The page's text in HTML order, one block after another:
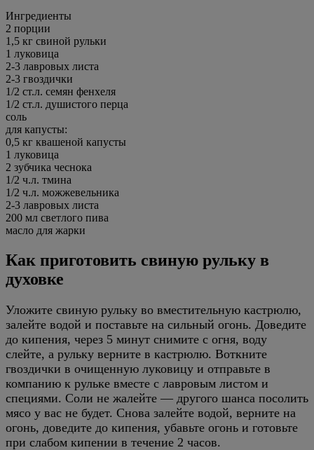
Ингредиенты
2 порции
1,5 кг свиной рульки
1 луковица
2-3 лавровых листа
2-3 гвоздички
1/2 ст.л. семян фенхеля
1/2 ст.л. душистого перца
соль
для капусты:
0,5 кг квашеной капусты
1 луковица
2 зубчика чеснока
1/2 ч.л. тмина
1/2 ч.л. можжевельника
2-3 лавровых листа
200 мл светлого пива
масло для жарки
Как приготовить свиную рульку в
духовке
Уложите свиную рульку во вместительную кастрюлю,
залейте водой и поставьте на сильный огонь. Доведите
до кипения, через 5 минут снимите с огня, воду
слейте, а рульку верните в кастрюлю. Воткните
гвоздички в очищенную луковицу и отправьте в
компанию к рульке вместе с лавровым листом и
специями. Соли не жалейте — другого шанса посолить
мясо у вас не будет. Снова залейте водой, верните на
огонь, доведите до кипения, убавьте огонь и готовьте
при слабом кипении в течение 2 часов.